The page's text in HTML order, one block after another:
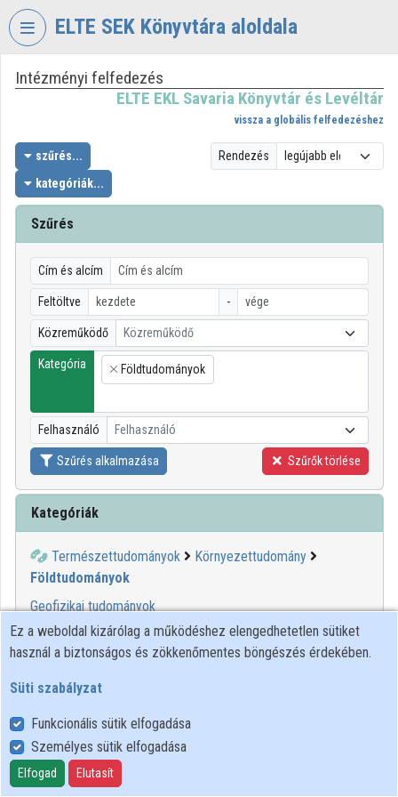
Fejléc kihagyása
ELTE SEK Könyvtára aloldala
VIDEOTORIUM
EKL
SAVARIA
KÖNYVTÁR
ÉS
LEVÉLTÁR
Intézményi kezdőlap
Bejelentkezés
Intézményi felfedezés
Intézményi listák
Intézmények
Közreműködők
Intézményi felfedezés
ELTE EKL Savaria Könyvtár és Levéltár
vissza a globális felfedezéshez
szűrés...
kategóriák...
Rendezés
Szűrés
Cím és alcím
Feltöltve -
Közreműködő Közreműködő
Kategória
×
Földtudományok
Felhasználó Felhasználó
Szűrés alkalmazása Szűrők törlése
Kategóriák
Természettudományok
Környezettudomány
Földtudományok
Geofizikai tudományok
Geokémia
Őslénytan
Tengerkutatás
00:12:46
Ez a weboldal kizárólag a működéshez elengedhetetlen sütiket
használ a biztonságos és zökkenőmentes böngészés érdekében.
Süti szabályzat
Funkcionális sütik elfogadása
Személyes sütik elfogadása
Elfogad Elutasít